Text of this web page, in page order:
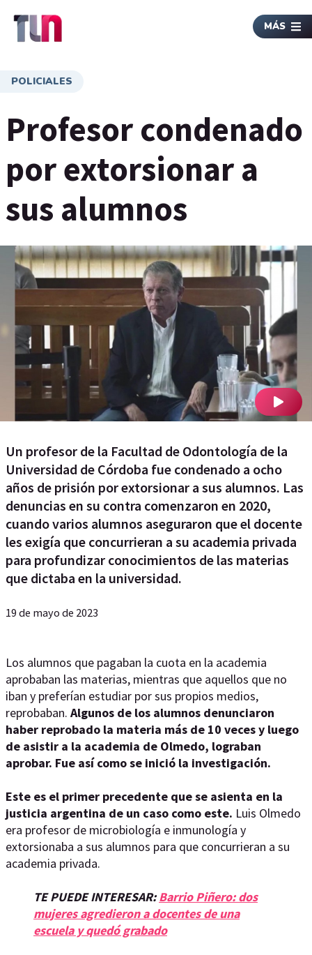
MÁS
POLICIALES
Profesor condenado
por extorsionar a
sus alumnos
Un profesor de la Facultad de Odontología de la
Universidad de Córdoba fue condenado a ocho
años de prisión por extorsionar a sus alumnos. Las
denuncias en su contra comenzaron en 2020,
cuando varios alumnos aseguraron que el docente
les exigía que concurrieran a su academia privada
para profundizar conocimientos de las materias
que dictaba en la universidad.
19 de mayo de 2023
Los alumnos que pagaban la cuota en la academia
aprobaban las materias, mientras que aquellos que no
iban y preferían estudiar por sus propios medios,
reprobaban. Algunos de los alumnos denunciaron
haber reprobado la materia más de 10 veces y luego
de asistir a la academia de Olmedo, lograban
aprobar. Fue así como se inició la investigación.
Este es el primer precedente que se asienta en la
justicia argentina de un caso como este. Luis Olmedo
era profesor de microbiología e inmunología y
extorsionaba a sus alumnos para que concurrieran a su
academia privada.
TE PUEDE INTERESAR:Barrio Piñero: dos
mujeres agredieron a docentes de una
escuela y quedó grabado